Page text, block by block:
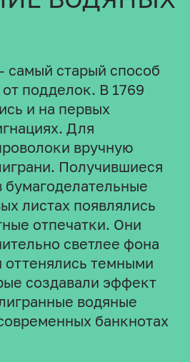
самый старый способ
подделок. В 1769
и на первых
Для
вручную
Получившиеся
листах появлялись
отпечатки. Они
светлее фона
оттенялись темными
создавали эффект
водяные
банкнотах